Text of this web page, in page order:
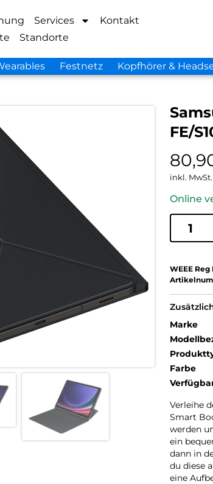
Services
Kontakt
Standorte
Festnetz Kopfhörer &
FE/
inkl. MwSt.
Online
WEEE Reg
Marke
Farbe
Verleihe
Smart
werden
ein
dann in
du diese
eine